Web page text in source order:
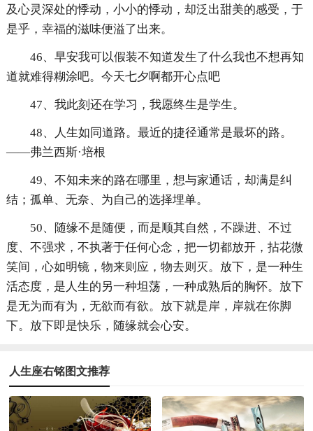
及心灵深处的悸动，小小的悸动，却泛出甜美的感受，于
是乎，幸福的滋味便溢了出来。
46、早安我可以假装不知道发生了什么我也不想再知
道就难得糊涂吧。今天七夕啊都开心点吧
47、我此刻还在学习，我愿终生是学生。
48、人生如同道路。最近的捷径通常是最坏的路。
——弗兰西斯·培根
49、不知未来的路在哪里，想与家通话，却满是纠
结；孤单、无奈、为自己的选择埋单。
50、随缘不是随便，而是顺其自然，不躁进、不过
度、不强求，不执著于任何心念，把一切都放开，拈花微
笑间，心如明镜，物来则应，物去则灭。放下，是一种生
活态度，是人生的另一种坦荡，一种成熟后的胸怀。放下
是无为而有为，无欲而有欲。放下就是岸，岸就在你脚
下。放下即是快乐，随缘就会心安。
人生座右铭图文推荐